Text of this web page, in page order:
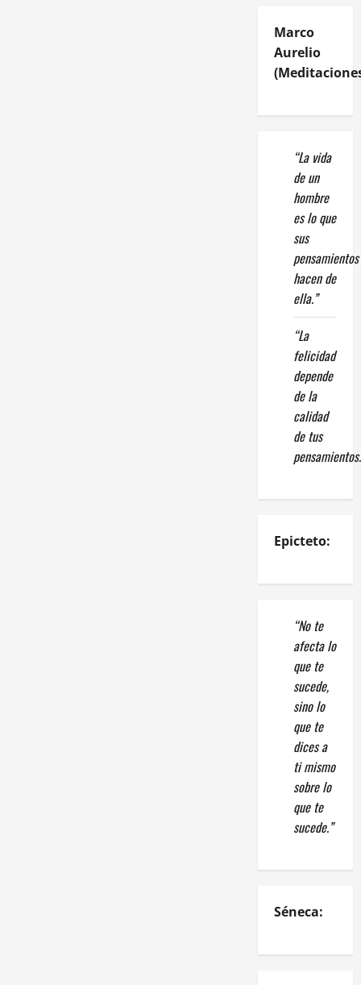
Marco
Aurelio
“La vida
de un
hombre
es lo que
sus
pensamientos
hacen de
ella.”
“La
felicidad
depende
de la
calidad
de tus
Epicteto:
“No te
afecta lo
que te
sucede,
sino lo
que te
dices a
ti mismo
sobre lo
que te
sucede.”
Séneca: